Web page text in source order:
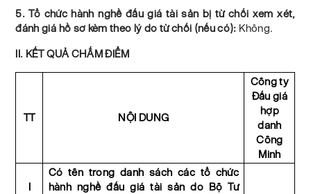
5. Tổ chức hành nghề đấu giá tài sản bị từ chối xem xét,
đánh giá hồ sơ kèm theo lý do từ chối (nếu có): Không.
II. KẾT QUẢ CHẤM ĐIỂM
TT NỘI DUNG
Công ty
Đấu giá
hợp
danh
Công
Minh
I
Có tên trong danh sách các tổ chức
hành nghề đấu giá tài sản do Bộ Tư